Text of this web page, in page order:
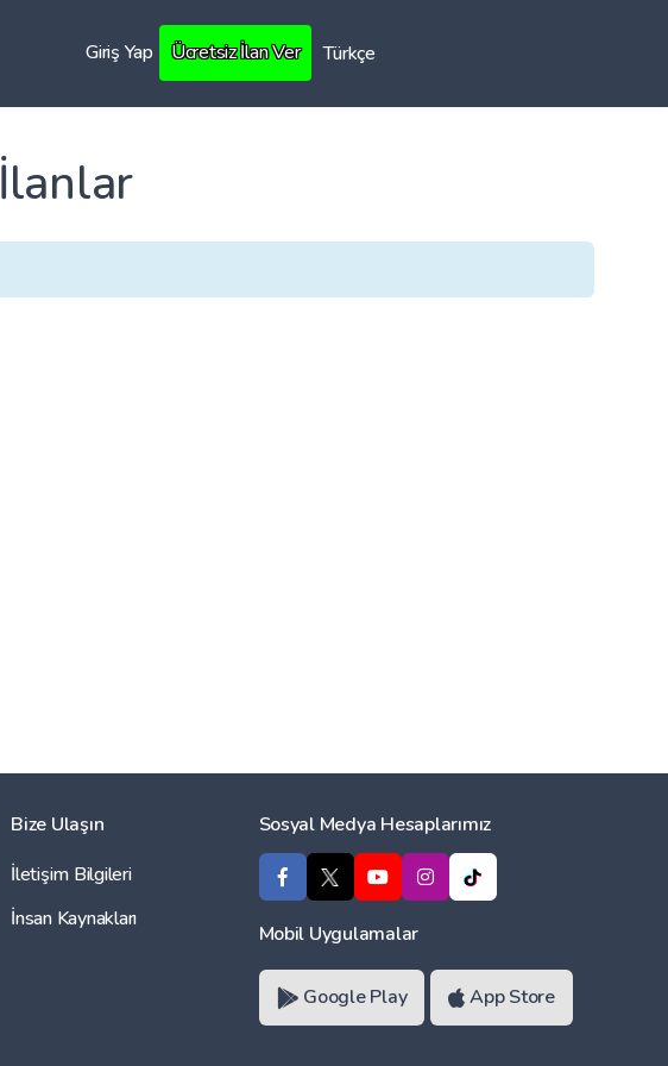
Giriş Yap Ücretsiz İlan Ver Türkçe
İlanlar
Bize Ulaşın
İletişim Bilgileri
İnsan Kaynakları
Sosyal Medya Hesaplarımız
Mobil Uygulamalar
Google Play App Store